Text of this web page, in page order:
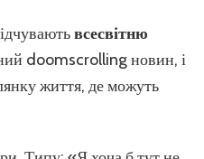
всесвітню
doomscrolling новин, і
життя, де можуть